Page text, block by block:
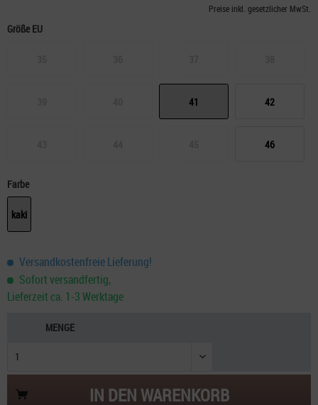
Preise inkl. gesetzlicher MwSt.
Größe EU
41 42
46
Farbe
kaki
Versandkostenfreie Lieferung!
Sofort versandfertig,
Lieferzeit ca. 1-3 Werktage
MENGE
IN DENWARENKORB